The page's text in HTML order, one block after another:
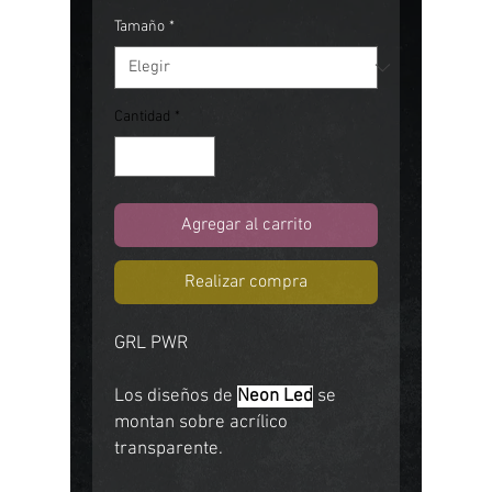
Tamaño *
Cantidad *
Agregar al carrito
Realizar compra
GRL PWR
Los diseños de Neon Led se
montan sobre acrílico
transparente.